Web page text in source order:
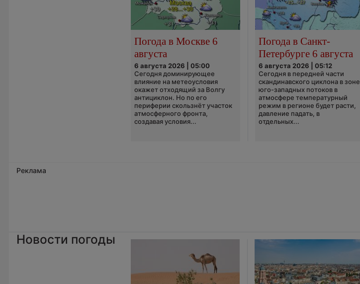
Погода в Москве 6
августа
6 августа 2026 | 05:00
Сегодня доминирующее
влияние на метеоусловия
окажет отходящий за Волгу
антициклон. Но по его
периферии скользнёт участок
атмосферного фронта,
создавая условия...
Погода в Санкт-
Петербурге 6 августа
6 августа 2026 | 05:12
Сегодня в передней части
скандинавского циклона в зоне
юго-западных потоков в
атмосфере температурный
режим в регионе будет расти,
давление падать, в
отдельных...
Реклама
Новости погоды